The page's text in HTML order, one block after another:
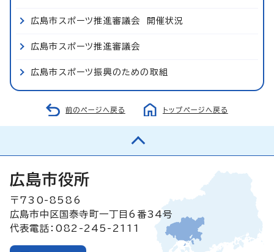
広島市スポーツ推進審議会 開催状況
広島市スポーツ推進審議会
広島市スポーツ振興のための取組
前のページへ戻る トップページへ戻る
広島市役所
〒730-8586
広島市中区国泰寺町一丁目6番34号
代表電話：082-245-2111